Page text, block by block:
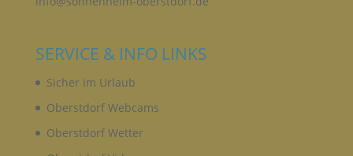
SERVICE & INFO LINKS
Sicher im Urlaub
Oberstdorf Webcams
Oberstdorf Wetter
Ortswechsel dieser natürlichen Person zu
personenbezogener Daten in einer Weise, auf